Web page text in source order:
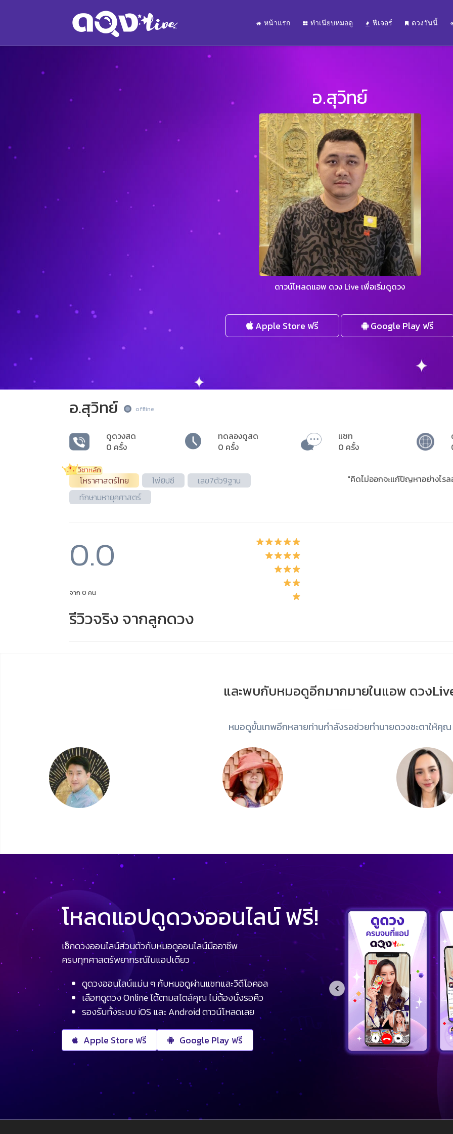
หน้าแรก ทำเนียบหมอดู ฟีเจอร์ ดวงวันนี้
อ.สุวิทย์
ดาวน์โหลดแอพ ดวง Live เพื่อเริ่มดูดวง
Apple Store ฟรี Google Play ฟรี
อ.สุวิทย์ offline
ดูดวงสด
0 ครั้ง
ทดลองดูสด
0 ครั้ง
แชท
0 ครั้ง
โหราศาสตร์ไทย ไพ่ยิปซี
เลข7ตัว9ฐาน
ทักษามหายุคศาสตร์
"คิดไม่ออกจะแก้ปัญหาอย่างไร
0.0
จาก 0 คน
รีวิวจริง จากลูกดวง
และพบกับหมอดูอีกมากมายในแอพ ดวง
หมอดูขั้นเทพอีกหลายท่านกำลังรอช่วยทำนายดวงชะตาให้คุณ
โหลดแอปดูดวงออนไลน์ ฟรี!
เช็กดวงออนไลน์ส่วนตัวกับหมอดูออนไลน์มืออาชีพ
ครบทุกศาสตร์พยากรณ์ในแอปเดียว
ดูดวงออนไลน์แม่น ๆ กับหมอดูผ่านแชทและวิดีโอคอล
เลือกดูดวง Online ได้ตามสไตล์คุณ ไม่ต้องนั่งรอคิว
รองรับทั้งระบบ iOS และ Android ดาวน์โหลดเลย
Apple Store ฟรี Google Play ฟรี